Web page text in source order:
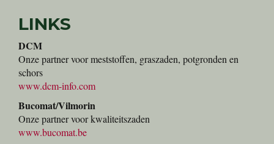
LINKS
DCM
Onze partner voor meststoffen, graszaden, potgronden en
schors
www.dcm-info.com
Bucomat/Vilmorin
Onze partner voor kwaliteitszaden
www.bucomat.be